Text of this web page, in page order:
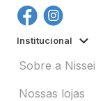
Institucional
Sobre a Nissei
Nossas lojas